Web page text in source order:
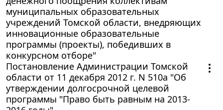
муниципальных образовательных
учреждений Томской области, внедряющих
инновационные образовательные
программы (проекты), победивших в
конкурсном отборе"
Постановление Администрации Томской
области от 11 декабря 2012 г. N 510а "Об
утверждении долгосрочной целевой
программы "Право быть равным на 2013-